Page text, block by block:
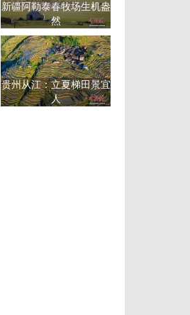
新疆阿勒泰春牧场生机盎
然
贵州从江：立夏梯田景宜
人